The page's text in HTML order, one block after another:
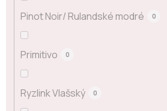
Pinot Noir/ Rulandské modré 0
Primitivo 0
Ryzlink Vlašský 0